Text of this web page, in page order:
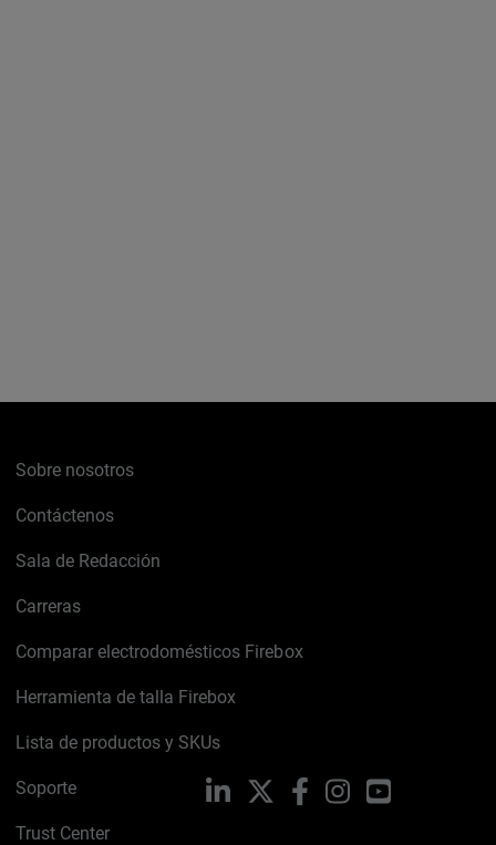
Sobre nosotros
Contáctenos
Sala de Redacción
Carreras
Comparar electrodomésticos Firebox
Herramienta de talla Firebox
Lista de productos y SKUs
Soporte
Trust Center
LinkedIn FacebookInstagramYouTube